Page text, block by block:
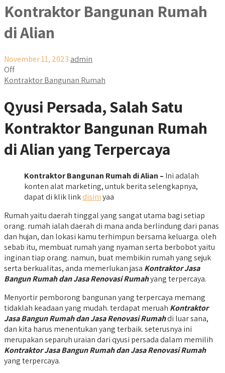
Kontraktor Bangunan Rumah
di Alian
November 11, 2023 admin
Off
Kontraktor Bangunan Rumah
Qyusi Persada, Salah Satu
Kontraktor Bangunan Rumah
di Alian yang Terpercaya
Kontraktor Bangunan Rumah di Alian – Ini adalah
konten alat marketing, untuk berita selengkapnya,
dapat di klik linkdisiniyaa
Rumah yaitu daerah tinggal yang sangat utama bagi setiap
orang. rumah ialah daerah di mana anda berlindung dari panas
dan hujan, dan lokasi kamu terhimpun bersama keluarga. oleh
sebab itu, membuat rumah yang nyaman serta berbobot yaitu
inginan tiap orang. namun, buat membikin rumah yang sejuk
serta berkualitas, anda memerlukan jasa Kontraktor Jasa
Bangun Rumah dan Jasa Renovasi Rumahyang terpercaya.
Menyortir pemborong bangunan yang terpercaya memang
tidaklah keadaan yang mudah. terdapat meruah Kontraktor
Jasa Bangun Rumah dan Jasa Renovasi Rumahdi luar sana,
dan kita harus menentukan yang terbaik. seterusnya ini
merupakan separuh uraian dari qyusi persada dalam memilih
Kontraktor Jasa Bangun Rumah dan Jasa Renovasi Rumah
yang terpercaya.